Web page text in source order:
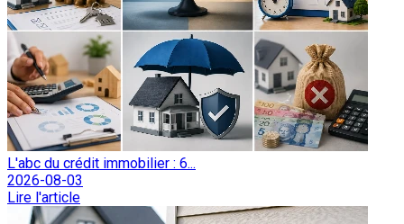
L'abc du crédit immobilier : 6...
2026-08-03
Lire l'article